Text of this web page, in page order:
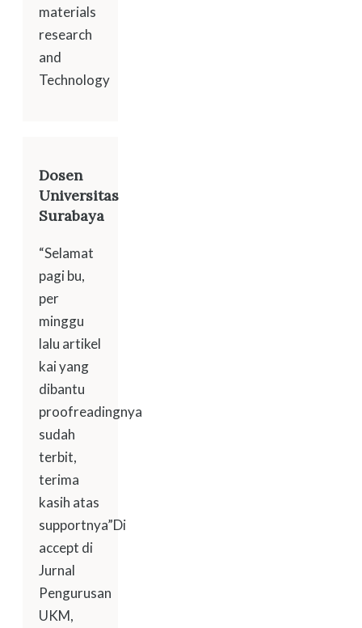
materials
research
and
Technology
Dosen
Universitas
Surabaya
“Selamat
pagi bu,
per
minggu
lalu artikel
kai yang
dibantu
proofreadingnya
sudah
terbit,
terima
kasih atas
supportnya”Di
accept di
Jurnal
Pengurusan
UKM,